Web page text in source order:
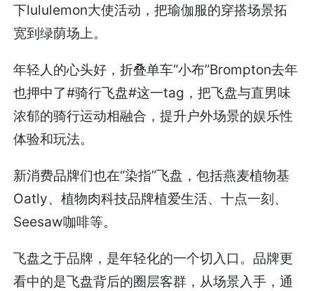
下lululemon大使活动，把瑜伽服的穿搭场景拓
宽到绿荫场上。
年轻人的心头好，折叠单车“小布”Brompton去年
也押中了#骑行飞盘#这一tag，把飞盘与直男味
浓郁的骑行运动相融合，提升户外场景的娱乐性
体验和玩法。
新消费品牌们也在“染指”飞盘，包括燕麦植物基
Oatly、植物肉科技品牌植爱生活、十点一刻、
Seesaw咖啡等。
飞盘之于品牌，是年轻化的一个切入口。品牌更
看中的是飞盘背后的圈层客群，从场景入手，通